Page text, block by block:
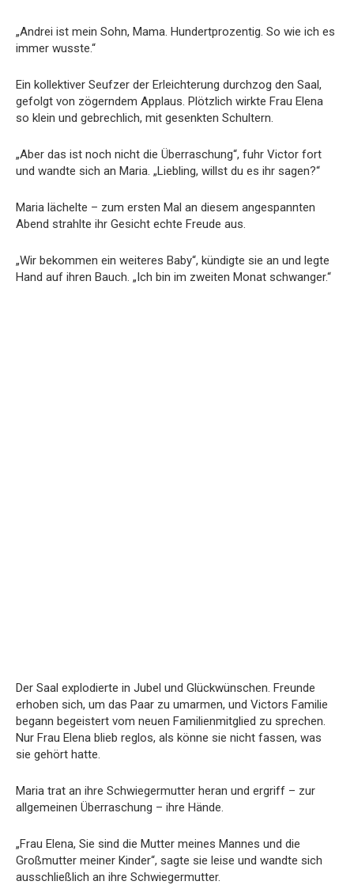
„Andrei ist mein Sohn, Mama. Hundertprozentig. So wie ich es
immer wusste.“
Ein kollektiver Seufzer der Erleichterung durchzog den Saal,
gefolgt von zögerndem Applaus. Plötzlich wirkte Frau Elena
so klein und gebrechlich, mit gesenkten Schultern.
„Aber das ist noch nicht die Überraschung“, fuhr Victor fort
und wandte sich an Maria. „Liebling, willst du es ihr sagen?“
Maria lächelte – zum ersten Mal an diesem angespannten
Abend strahlte ihr Gesicht echte Freude aus.
„Wir bekommen ein weiteres Baby“, kündigte sie an und legte
Hand auf ihren Bauch. „Ich bin im zweiten Monat schwanger.“
Der Saal explodierte in Jubel und Glückwünschen. Freunde
erhoben sich, um das Paar zu umarmen, und Victors Familie
begann begeistert vom neuen Familienmitglied zu sprechen.
Nur Frau Elena blieb reglos, als könne sie nicht fassen, was
sie gehört hatte.
Maria trat an ihre Schwiegermutter heran und ergriff – zur
allgemeinen Überraschung – ihre Hände.
„Frau Elena, Sie sind die Mutter meines Mannes und die
Großmutter meiner Kinder“, sagte sie leise und wandte sich
ausschließlich an ihre Schwiegermutter.